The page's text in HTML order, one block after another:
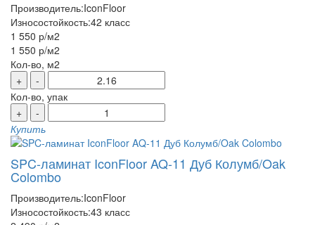
Производитель:IconFloor
Износостойкость:42 класс
1 550 р/м2
1 550 р/м2
Кол-во, м2
+
-
Кол-во, упак
+
-
Купить
SPC-ламинат IconFloor AQ-11 Дуб Колумб/Oak
Colombo
Производитель:IconFloor
Износостойкость:43 класс